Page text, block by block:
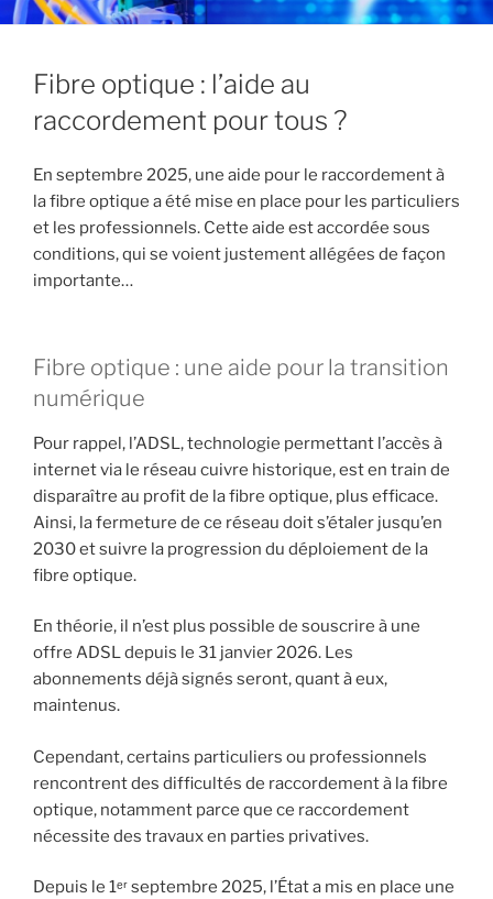
Fibre optique : l’aide au
raccordement pour tous ?
En septembre 2025, une aide pour le raccordement à
la fibre optique a été mise en place pour les particuliers
et les professionnels. Cette aide est accordée sous
conditions, qui se voient justement allégées de façon
importante…
Fibre optique : une aide pour la transition
numérique
Pour rappel, l’ADSL, technologie permettant l’accès à
internet via le réseau cuivre historique, est en train de
disparaître au profit de la fibre optique, plus efficace.
Ainsi, la fermeture de ce réseau doit s’étaler jusqu’en
2030 et suivre la progression du déploiement de la
fibre optique.
En théorie, il n’est plus possible de souscrire à une
offre ADSL depuis le 31 janvier 2026. Les
abonnements déjà signés seront, quant à eux,
maintenus.
Cependant, certains particuliers ou professionnels
rencontrent des difficultés de raccordement à la fibre
optique, notamment parce que ce raccordement
nécessite des travaux en parties privatives.
Depuis le 1ᵉʳ septembre 2025, l’État a mis en place une